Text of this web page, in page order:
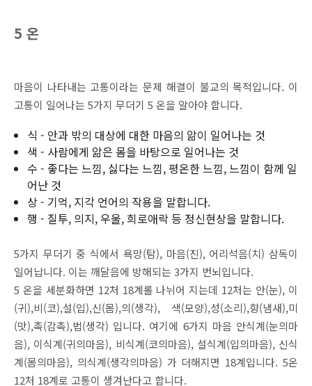
5 온
마음이 나타내는 고통이라는 문제 해결이 불교의 목적입니다. 이
고통이 일어나는 5가지 무더기 5 온을 알아야 합니다.
식 - 안과 밖의 대상에 대한 마음의 앎이 일어나는 것
색 - 사람에게 앎은 몸을 바탕으로 일어나는 것
수 - 좋다는 느낌, 싫다는 느낌, 평온한 느낌, 느낌이 함께 일
어난 것
상 - 기억, 지각 언어의 작용을 말합니다.
행 - 질투, 의지, 우울, 희로애락 등 정신현상을 말합니다.
5가지 무더기 중 식에서 욕망(탐), 마음(진), 어리석음(치) 삼독이
일어납니다. 이는 깨달음에 방해되는 3가지 번뇌입니다.
5 온을 세분화하면 12처 18계롤 나뉘어 지는데 12처는 안(눈), 이
(귀),비(코),설(입),신(몸),의(생각), 색(모양),성(소리),향(냄새),미
(맛),촉(감촉),법(생각) 입니다. 여기에 6가지 마음 안식계(눈의마
음), 이식계(귀의마음), 비식계(코의마음), 설식계(입의마음), 신식
계(몸의마음), 의식계(생각의마음) 가 더해지면 18계입니다. 5온
12처 18계로 고통이 생겨난다고 합니다.